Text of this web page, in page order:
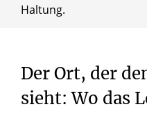
Haltung.
DerOrt, der
sieht: Wo das